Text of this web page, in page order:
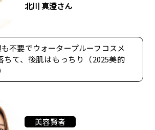
北川 真澄さん
不要でウォータープルーフコスメ
ちて、後肌はもっちり（2025美的
美容賢者